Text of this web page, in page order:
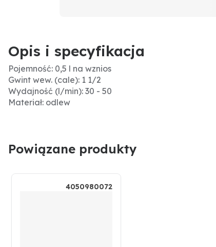
Opis i specyfikacja
Pojemność: 0,5 l na wznios
Gwint wew. (cale): 1 1/2
Wydajność (l/min): 30 - 50
Materiał: odlew
Powiązane produkty
4050980072